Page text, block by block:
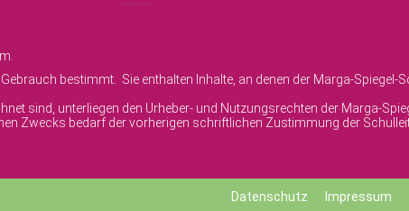
bestimmt. Sie enthalten Inhalte, an denen der Marga-Spiegel-
sind, unterliegen den Urheber- und Nutzungsrechten der Marga-
Zwecks bedarf der vorherigen schriftlichen Zustimmung der
Datenschutz Impressum